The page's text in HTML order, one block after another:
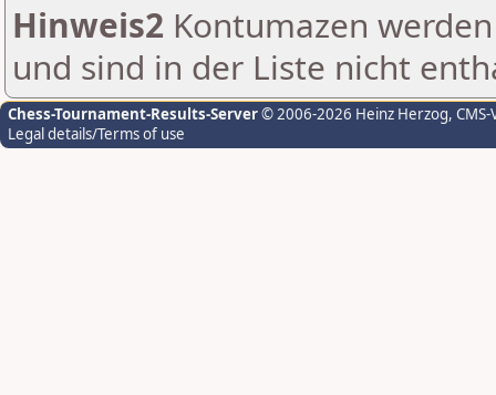
Hinweis2 Kontumazen
und sind in der Liste nicht
Chess-Tournament-Results-Server© 2006-2026 Heinz Herzog,
Legal details/Terms of use